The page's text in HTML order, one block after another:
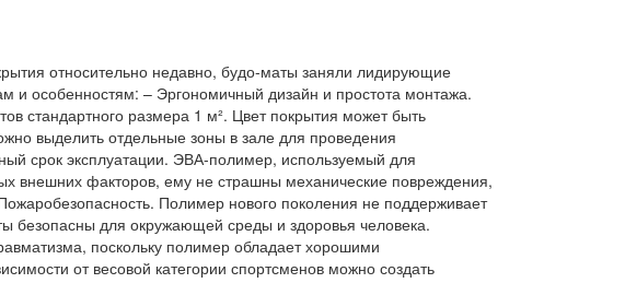
относительно недавно, будо-маты заняли лидирующие
и особенностям: – Эргономичный дизайн и простота монтажа.
стандартного размера 1 м². Цвет покрытия может быть
выделить отдельные зоны в зале для проведения
срок эксплуатации. ЭВА-полимер, используемый для
внешних факторов, ему не страшны механические повреждения,
Полимер нового поколения не поддерживает
безопасны для окружающей среды и здоровья человека.
поскольку полимер обладает хорошими
от весовой категории спортсменов можно создать